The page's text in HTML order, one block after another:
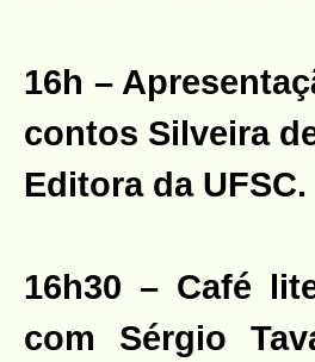
16h –
contos Silveira
Editora da UFSC.
16h30 – Café
com Sérgio